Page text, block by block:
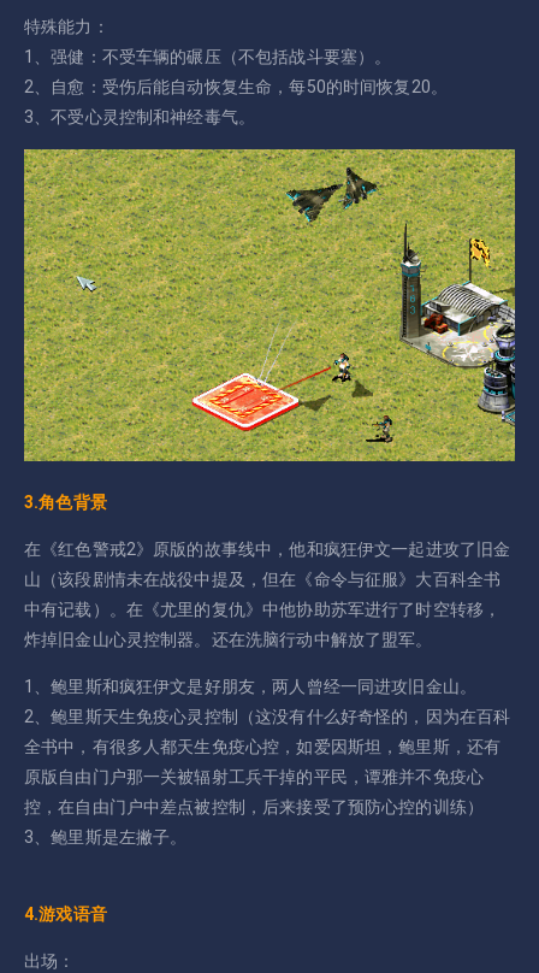
特殊能力：
1、强健：不受车辆的碾压（不包括战斗要塞）。
2、自愈：受伤后能自动恢复生命，每50的时间恢复20。
3、不受心灵控制和神经毒气。
3.角色背景
在《红色警戒2》原版的故事线中，他和疯狂伊文一起进攻了旧金
山（该段剧情未在战役中提及，但在《命令与征服》大百科全书
中有记载）。在《尤里的复仇》中他协助苏军进行了时空转移，
炸掉旧金山心灵控制器。还在洗脑行动中解放了盟军。
1、鲍里斯和疯狂伊文是好朋友，两人曾经一同进攻旧金山。
2、鲍里斯天生免疫心灵控制（这没有什么好奇怪的，因为在百科
全书中，有很多人都天生免疫心控，如爱因斯坦，鲍里斯，还有
原版自由门户那一关被辐射工兵干掉的平民，谭雅并不免疫心
控，在自由门户中差点被控制，后来接受了预防心控的训练）
3、鲍里斯是左撇子。
4.游戏语音
出场：